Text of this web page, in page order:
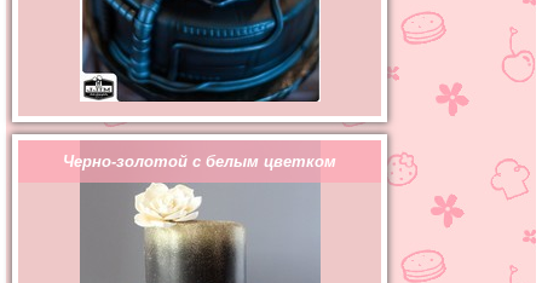
Черно-золотой с белым цветком